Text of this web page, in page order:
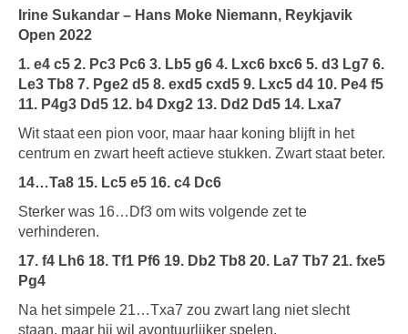
Irine Sukandar – Hans Moke Niemann, Reykjavik
Open 2022
1. e4 c5 2. Pc3 Pc6 3. Lb5 g6 4. Lxc6 bxc6 5. d3 Lg7 6.
Le3 Tb8 7. Pge2 d5 8. exd5 cxd5 9. Lxc5 d4 10. Pe4 f5
11. P4g3 Dd5 12. b4 Dxg2 13. Dd2 Dd5 14. Lxa7
Wit staat een pion voor, maar haar koning blijft in het
centrum en zwart heeft actieve stukken. Zwart staat beter.
14…Ta8 15. Lc5 e5 16. c4 Dc6
Sterker was 16…Df3 om wits volgende zet te
verhinderen.
17. f4 Lh6 18. Tf1 Pf6 19. Db2 Tb8 20. La7 Tb7 21. fxe5
Pg4
Na het simpele 21…Txa7 zou zwart lang niet slecht
staan, maar hij wil avontuurlijker spelen.